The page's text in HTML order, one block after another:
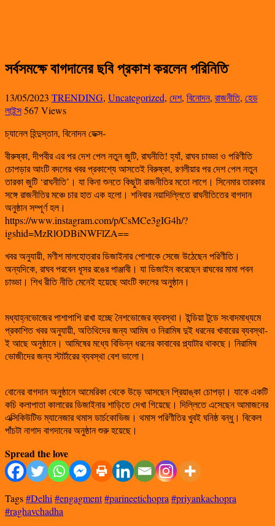
সর্বসমক্ষে বাগদানের ছবি প্রকাশ করলেন পরিনিতি
13/05/2023 TRENDING, Uncategorized, দেশ, বিনোদন, রাজনীতি, হেড
লাইন্স567 Views
চ্যানেল হিন্দুস্তান, বিনোদন ডেক্স-
বীরুষ্কা, দীপবীর এর পর দেশ পেল নতুন জুটি, রাঘনীতি! হ্যাঁ, রাঘব চাড্ডা ও পরিণীতি
চোপড়ার আংটি বদলের খবর প্রকাশ্যে আসতেই বিরুষ্কা, রণলীয়ার পর দেশ পেল নতুন
তারকা জুটি ‘রাঘনীতি’। যা কিনা শুনতে কিছুটা রাজনীতির মতো লাগে। সিনেমার তারকার
সঙ্গে রাজনীতির মঞ্চে চার হাত এক হলো। শনিবার নয়াদিল্লিতে রাঘনীতিতের বাগদান
অনুষ্ঠান সম্পূর্ণ হল।
https://www.instagram.com/p/CsMCe3gIG4h/?
igshid=MzRlODBiNWFlZA==
খবর অনুযায়ী, মণীশ মালহোত্রার ডিজাইনার পোশাকে সেজে উঠেছেন পরিণীতি।
অন্যদিকে, রাঘব পরবেন ধূসর রঙের পাঞ্জাবী। যা ডিজাইন করেছেন রাঘবের মামা পবন
চাড্ডা। শিখ রীতি নীতি মেনেই হয়েছে আংটি বদলের অনুষ্ঠান।
মধ্যাহ্নভোজের পাশাপাশি রাখা হচ্ছে নৈশভোজের ব্যবস্থা। ইন্ডিয়া টুডে সংবাদমাধ্যমে
প্রকাশিত খবর অনুযায়ী, অতিথিদের জন্য আমিষ ও নিরামিষ দুই ধরনের খাবারের ব্যবস্থা-
ই আছে অনুষ্ঠানে। আমিষের মধ্যে বিভিন্ন ধরনের কাবাবের প্ল্যাটার থাকছে। নিরামিষ
ভোজীদের জন্য স্টার্টারের ব্যবস্থা বেশ ভালো।
বোনের বাগদান অনুষ্ঠানে আমেরিকা থেকে উড়ে আসছেন প্রিয়াঙ্কা চোপড়া। যাকে একটি
কচি কলাপাতা কালারের ডিজাইনার শাড়িতে দেখা গিয়েছে। দিল্লিতে এসেছেন আমাজনের
এক্সিকিউটিভ ম্যানেজার থমাস ডার্চকোভিজ। থমাস পরিণীতির খুবই ঘনিষ্ঠ বন্ধু। বিকেল
পাঁচটা নাগাদ বাগদানের অনুষ্ঠান শুরু হয়েছে।
Spread the love
Tags#Delhi #engagment#parineetichopra #priyankachopra
#raghavchadha